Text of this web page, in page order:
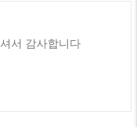
서 감사합니다